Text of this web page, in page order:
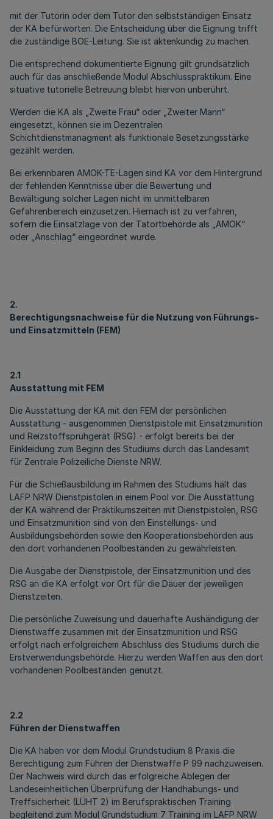
mit der Tutorin oder dem Tutor den selbstständigen Einsatz
der KA befürworten. Die Entscheidung über die Eignung trifft
die zuständige BOE-Leitung. Sie ist aktenkundig zu machen.
Die entsprechend dokumentierte Eignung gilt grundsätzlich
auch für das anschließende Modul Abschlusspraktikum. Eine
situative tutorielle Betreuung bleibt hiervon unberührt.
Werden die KA als „Zweite Frau“ oder „Zweiter Mann“
eingesetzt, können sie im Dezentralen
Schichtdienstmanagment als funktionale Besetzungsstärke
gezählt werden.
Bei erkennbaren AMOK-TE-Lagen sind KA vor dem Hintergrund
der fehlenden Kenntnisse über die Bewertung und
Bewältigung solcher Lagen nicht im unmittelbaren
Gefahrenbereich einzusetzen. Hiernach ist zu verfahren,
sofern die Einsatzlage von der Tatortbehörde als „AMOK“
oder „Anschlag“ eingeordnet wurde.
2.
Berechtigungsnachweise für die Nutzung von Führungs-
und Einsatzmitteln (FEM)
2.1
Ausstattung mit FEM
Die Ausstattung der KA mit den FEM der persönlichen
Ausstattung - ausgenommen Dienstpistole mit Einsatzmunition
und Reizstoffsprühgerät (RSG) - erfolgt bereits bei der
Einkleidung zum Beginn des Studiums durch das Landesamt
für Zentrale Polizeiliche Dienste NRW.
Für die Schießausbildung im Rahmen des Studiums hält das
LAFP NRW Dienstpistolen in einem Pool vor. Die Ausstattung
der KA während der Praktikumszeiten mit Dienstpistolen, RSG
und Einsatzmunition sind von den Einstellungs- und
Ausbildungsbehörden sowie den Kooperationsbehörden aus
den dort vorhandenen Poolbeständen zu gewährleisten.
Die Ausgabe der Dienstpistole, der Einsatzmunition und des
RSG an die KA erfolgt vor Ort für die Dauer der jeweiligen
Dienstzeiten.
Die persönliche Zuweisung und dauerhafte Aushändigung der
Dienstwaffe zusammen mit der Einsatzmunition und RSG
erfolgt nach erfolgreichem Abschluss des Studiums durch die
Erstverwendungsbehörde. Hierzu werden Waffen aus den dort
vorhandenen Poolbeständen genutzt.
2.2
Führen der Dienstwaffen
Die KA haben vor dem Modul Grundstudium 8 Praxis die
Berechtigung zum Führen der Dienstwaffe P 99 nachzuweisen.
Der Nachweis wird durch das erfolgreiche Ablegen der
Landeseinheitlichen Überprüfung der Handhabungs- und
Treffsicherheit (LÜHT 2) im Berufspraktischen Training
begleitend zum Modul Grundstudium 7 Training im LAFP NRW